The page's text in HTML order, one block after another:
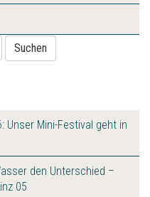
Unser Mini-Festival geht in
den Unterschied –
05